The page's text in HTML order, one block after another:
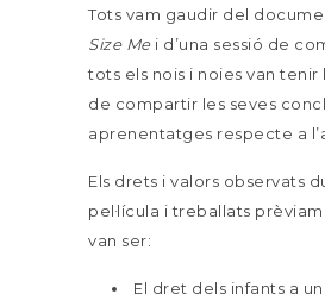
Tots vam gaudir del
Size Mei d’una sessió de
tots els nois i noies van tenir
de compartir les seves
aprenentatges respecte a
Els drets i valors observats
pel·lícula i treballats
van ser:
El dret dels infants a